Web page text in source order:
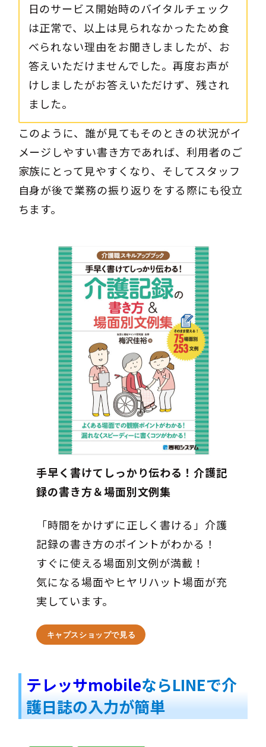
日のサービス開始時のバイタルチェック
は正常で、以上は見られなかったため食
べられない理由をお聞きしましたが、お
答えいただけませんでした。再度お声が
けしましたがお答えいただけず、残され
ました。
このように、誰が見てもそのときの状況がイ
メージしやすい書き方であれば、利用者のご
家族にとって見やすくなり、そしてスタッフ
自身が後で業務の振り返りをする際にも役立
ちます。
手早く書けてしっかり伝わる！介護記
録の書き方＆場面別文例集
「時間をかけずに正しく書ける」介護
記録の書き方のポイントがわかる！
すぐに使える場面別文例が満載！
気になる場面やヒヤリハット場面が充
実しています。
キャプスショップで見る
テレッサmobileならLINEで介
護日誌の入力が簡単